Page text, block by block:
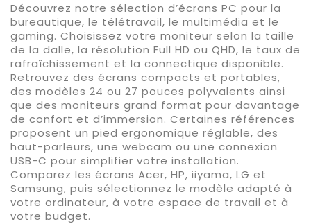
Découvrez notre sélection d’écrans PC pour la
bureautique, le télétravail, le multimédia et le
gaming. Choisissez votre moniteur selon la taille
de la dalle, la résolution Full HD ou QHD, le taux de
rafraîchissement et la connectique disponible.
Retrouvez des écrans compacts et portables,
des modèles 24 ou 27 pouces polyvalents ainsi
que des moniteurs grand format pour davantage
de confort et d’immersion. Certaines références
proposent un pied ergonomique réglable, des
haut-parleurs, une webcam ou une connexion
USB-C pour simplifier votre installation.
Comparez les écrans Acer, HP, iiyama, LG et
Samsung, puis sélectionnez le modèle adapté à
votre ordinateur, à votre espace de travail et à
votre budget.